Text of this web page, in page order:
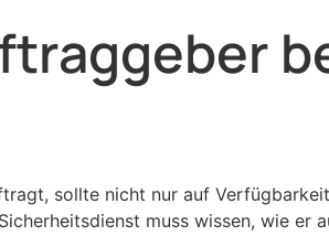
sollte nicht nur auf
muss wissen, wie